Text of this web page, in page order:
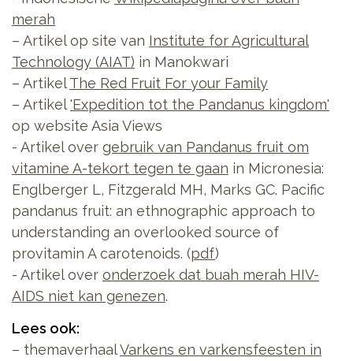
merah
– Artikel op site van Institute for Agricultural
Technology (AIAT) in Manokwari
– ArtikelThe Red Fruit For your Family
– Artikel'Expedition tot the Pandanus kingdom'
op website Asia Views
- Artikel over gebruik van Pandanus fruit om
vitamine A-tekort tegen te gaan in Micronesia:
Englberger L, Fitzgerald MH, Marks GC. Pacific
pandanus fruit: an ethnographic approach to
understanding an overlooked source of
provitamin A carotenoids. (pdf)
- Artikel over onderzoek dat buah merah HIV-
AIDS niet kan genezen.
Lees ook:
– themaverhaalVarkens en varkensfeesten in